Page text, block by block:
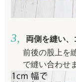
両側を縫い、
前後の股上を
で縫い合わせ